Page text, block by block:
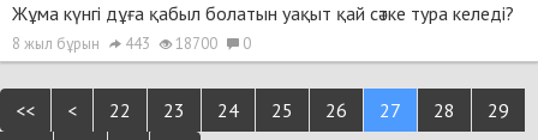
Жұма күнгі дұға қабыл болатын уақыт қай сәтке тура келеді?
8 жыл бұрын 443 18700 0
<< < 22 23 24 25 26 27 28
29